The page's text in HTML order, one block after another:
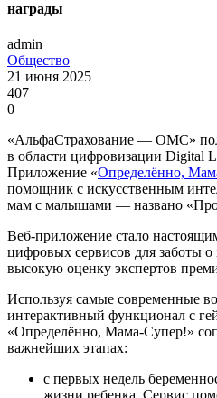
награды
admin
Общество
21 июня 2025
407
0
«АльфаСтрахование — ОМС»
в области цифровизации Digital
Приложение «Определённо,
помощник с искусственным
мам с малышами — названо
Веб-приложение стало
цифровых сервисов для заботы о
высокую оценку экспертов
Используя самые современные
интерактивный функционал с
«Определённо, Мама-Супер!»
важнейших этапах:
с первых недель